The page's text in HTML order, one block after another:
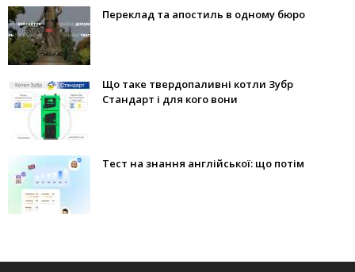
Переклад та апостиль в одному бюро
Що таке твердопаливні котли Зубр
Стандарт і для кого вони
Тест на знання англійської: що потім